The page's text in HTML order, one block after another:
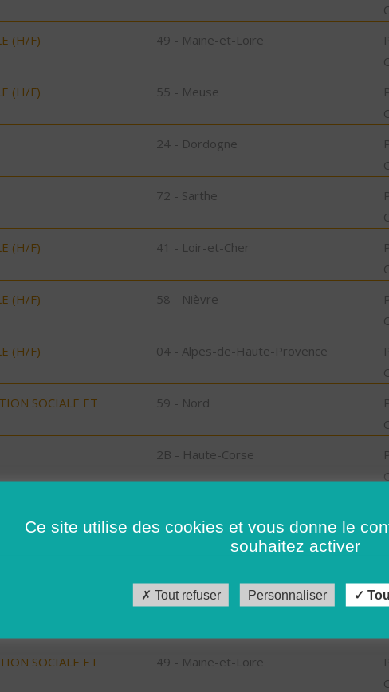
(H/F) 49 - Maine-et-Loire
(H/F) 55 - Meuse
24 - Dordogne
72 - Sarthe
(H/F) 41 - Loir-et-Cher
(H/F) 58 - Nièvre
(H/F) 04 - Alpes-de-Haute-Provence
SOCIALE ET
59 - Nord
2B - Haute-Corse
SOCIALE ET
(H/F)
(H/F) 67 - Bas-Rhin
SOCIALE ET
49 - Maine-et-Loire
Ce site utilise des cookies et vous donne le
souhaitez activer
Tout refuser Personnaliser